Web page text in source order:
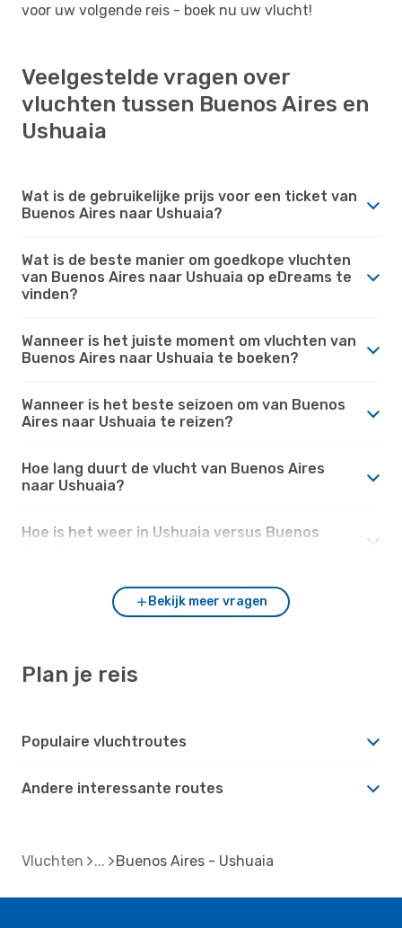
voor uw volgende reis - boek nu uw vlucht!
Veelgestelde vragen over
vluchten tussen Buenos Aires en
Ushuaia
Wat is de gebruikelijke prijs voor een ticket van
Buenos Aires naar Ushuaia?
Wat is de beste manier om goedkope vluchten
van Buenos Aires naar Ushuaia op eDreams te
vinden?
Wanneer is het juiste moment om vluchten van
Buenos Aires naar Ushuaia te boeken?
Wanneer is het beste seizoen om van Buenos
Aires naar Ushuaia te reizen?
Hoe lang duurt de vlucht van Buenos Aires
naar Ushuaia?
Hoe is het weer in Ushuaia versus Buenos
Bekijk meer vragen
Plan je reis
Populaire vluchtroutes
Andere interessante routes
Vluchten Buenos Aires - Ushuaia